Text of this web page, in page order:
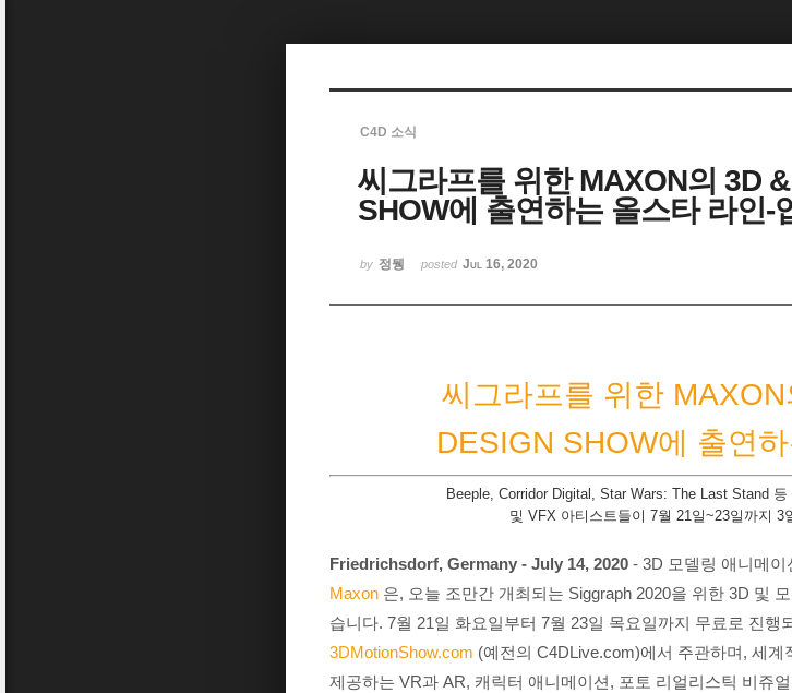
C4D 소식
씨그라프를 위한 MAXON의 3D
SHOW에 출연하는 올스타 라인-
by 정뒝 posted Jul 16, 2020
씨그라프를 위한
DESIGN SHOW에 출연
Beeple, Corridor Digital, Star Wars: The Last Stand
및 VFX 아티스트들이 7월 21일~23일까지 3
Friedrichsdorf, Germany - July 14, 2020 - 3D 모델링 애니메
Maxon 은, 오늘 조만간 개최되는 Siggraph 2020을 위한 3D 및
습니다. 7월 21일 화요일부터 7월 23일 목요일까지 무료로 진행
3DMotionShow.com (예전의 C4DLive.com)에서 주관하며, 세
제공하는 VR과 AR, 캐릭터 애니메이션, 포토 리얼리스틱 비쥬
Sketchbook5, 스케치북5
Sketchbook5, 스케치북5